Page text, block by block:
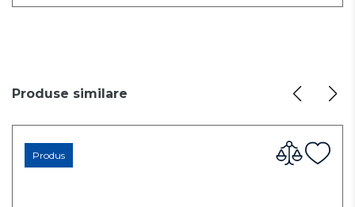
Produse similare
Produs